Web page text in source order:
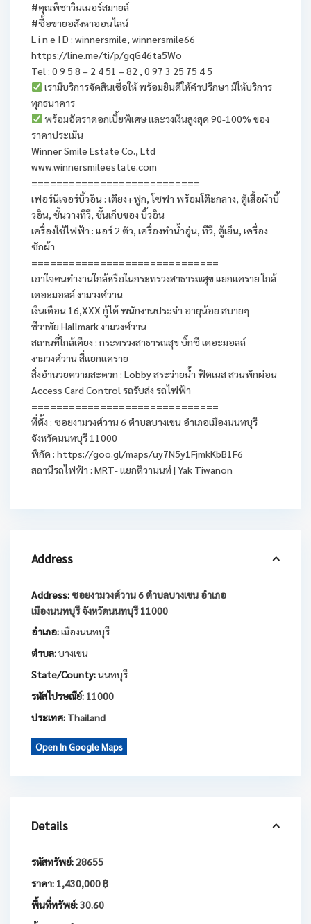
#คุณพิชาวินเนอร์สมายล์
#ซื้อขายอสังหาออนไลน์
L i n e I D : winnersmile, winnersmile66
https://line.me/ti/p/gqG46ta5Wo
Tel : 0 9 5 8 – 2 4 51 – 82 , 0 97 3 25 75 4 5
เรามีบริการจัดสินเชื่อให้ พร้อมยินดีให้คำปรึกษา มีให้บริการ
ทุกธนาคาร
พร้อมอัตราดอกเบี้ยพิเศษ และวงเงินสูงสุด 90-100% ของ
ราคาประเมิน
Winner Smile Estate Co., Ltd
www.winnersmileestate.com
=========================== ‎
เฟอร์นิเจอร์บิ้วอิน : เตียง+ฟูก, โซฟา พร้อมโต๊ะกลาง, ตู้เสื้อผ้าบิ้
วอิน, ชั้นวางทีวี, ชั้นเก็บของ บิ้วอิน
เครื่องใช้ไฟฟ้า : แอร์ 2 ตัว, เครื่องทำน้ำอุ่น, ทีวี, ตู้เย็น, เครื่อง
ซักผ้า
==============================
เอาใจคนทำงานใกล้หรือในกระทรวงสาธารณสุข แยกแคราย ใกล้
เดอะมอลล์ งามวงศ์วาน
เงินเดือน 16,XXX กู้ได้ พนักงานประจำ อายุน้อย สบายๆ
ชีวาทัย Hallmark งามวงศ์วาน
สถานที่ใกล้เคียง : กระทรวงสาธารณสุข บิ๊กซี เดอะมอลล์
งามวงศ์วาน สี่แยกแคราย
สิ่งอำนวยความสะดวก : Lobby สระว่ายน้ำ ฟิตเนส สวนพักผ่อน
Access Card Control รถรับส่ง รถไฟฟ้า
==============================
ที่ตั้ง : ซอยงามวงศ์วาน 6 ตำบลบางเขน อำเภอเมืองนนทบุรี
จังหวัดนนทบุรี 11000
พิกัด : https://goo.gl/maps/uy7N5y1FjmkKbB1F6
สถานีรถไฟฟ้า : MRT- แยกติวานนท์ | Yak Tiwanon
Address
Address:ซอยงามวงศ์วาน 6 ตำบลบางเขน อำเภอ
เมืองนนทบุรี จังหวัดนนทบุรี 11000
อำเภอ:เมืองนนทบุรี
ตำบล:บางเขน
State/County:นนทบุรี
รหัสไปรษณีย์: 11000
ประเทศ: Thailand
Open In Google Maps
Details
รหัสทรัพย์: 28655
ราคา: 1,430,000 ฿
พื้นที่ทรัพย์:30.60